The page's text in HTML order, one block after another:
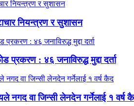
नियन्त्रण र सुशासन
प्रकरण : ४६ जनाविरुद्ध मुद्दा दर्ता
नगद वा जिन्सी लेनदेन गर्नेलाई १ वर्ष